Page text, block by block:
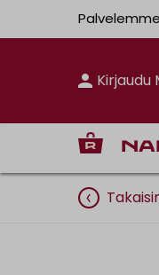
Kirjaudu